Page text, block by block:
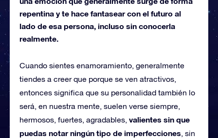
repentina y te hace fantasear con el futuro al
lado de esa persona, incluso sin conocerla
realmente.
Cuando sientes enamoramiento, generalmente
tiendes a creer que porque se ven atractivos,
entonces significa que su personalidad también lo
será, en nuestra mente, suelen verse siempre,
hermosos, fuertes, agradables, valientes sin que
puedas notar ningún tipo de imperfecciones, sin